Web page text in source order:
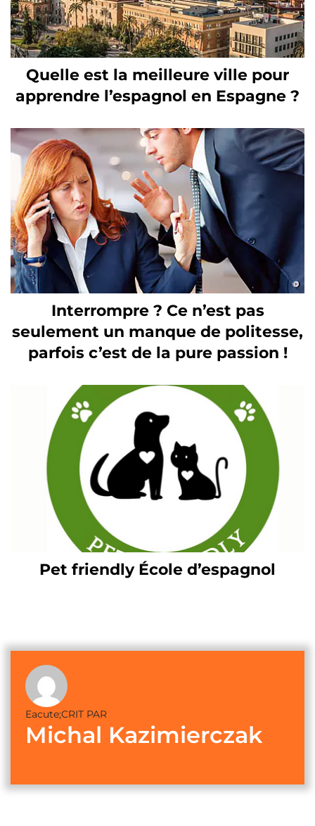
Quelle est la meilleure ville pour
apprendre l’espagnol en Espagne ?
Interrompre ? Ce n’est pas
seulement un manque de politesse,
parfois c’est de la pure passion !
Pet friendly École d’espagnol
Eacute;CRIT PAR
Michal Kazimierczak